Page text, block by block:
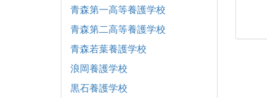
青森第一高等養護学校
青森第二高等養護学校
青森若葉養護学校
浪岡養護学校
黒石養護学校